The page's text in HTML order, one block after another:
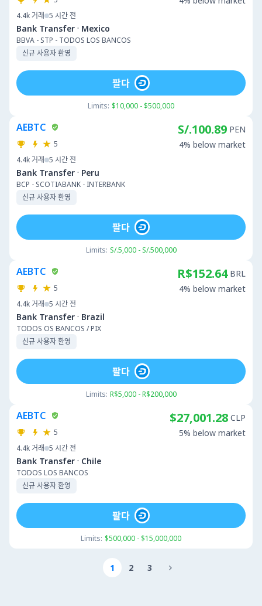
4.4k 거래 5 시간 전
Bank Transfer · Mexico
BBVA - STP - TODOS LOS BANCOS
신규 사용자 환영
Limits: $10,000 - $500,000
팔다
AEBTC
5
4.4k 거래 5 시간 전
Bank Transfer · Peru
BCP - SCOTIABANK - INTERBANK
신규 사용자 환영
S/.100.89 PEN
4% below market
Limits: S/.5,000 - S/.500,000
팔다
AEBTC
5
4.4k 거래 5 시간 전
Bank Transfer · Brazil
TODOS OS BANCOS / PIX
신규 사용자 환영
R$152.64 BRL
4% below market
Limits: R$5,000 - R$200,000
팔다
AEBTC
5
4.4k 거래 5 시간 전
Bank Transfer · Chile
TODOS LOS BANCOS
신규 사용자 환영
$27,001.28 CLP
5% below market
Limits: $500,000 - $15,000,000
팔다
1 2 3 